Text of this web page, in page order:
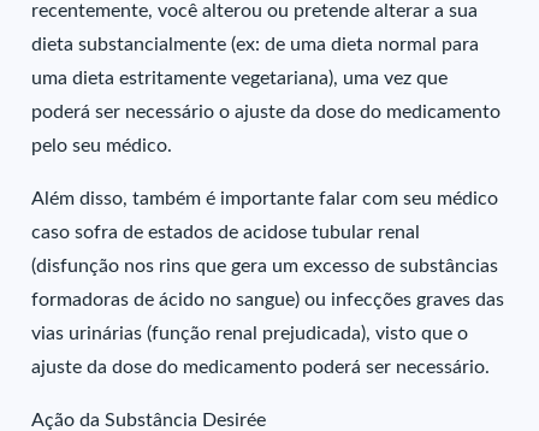
recentemente, você alterou ou pretende alterar a sua
dieta substancialmente (ex: de uma dieta normal para
uma dieta estritamente vegetariana), uma vez que
poderá ser necessário o ajuste da dose do medicamento
pelo seu médico.
Além disso, também é importante falar com seu médico
caso sofra de estados de acidose tubular renal
(disfunção nos rins que gera um excesso de substâncias
formadoras de ácido no sangue) ou infecções graves das
vias urinárias (função renal prejudicada), visto que o
ajuste da dose do medicamento poderá ser necessário.
Ação da Substância Desirée